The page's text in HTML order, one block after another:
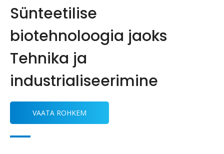
Sünteetilise
biotehnoloogia jaoks
Tehnika ja
industrialiseerimine
VAATA ROHKEM